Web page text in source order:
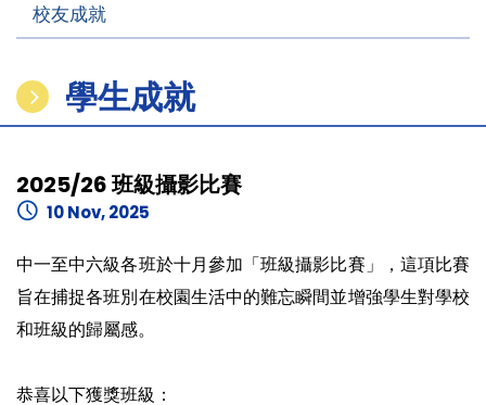
校友成就
學生成就
2025/26 班級攝影比賽
10 Nov, 2025
中一至中六級各班於十月參加「班級攝影比賽」，這項比賽
旨在捕捉各班別在校園生活中的難忘瞬間並增強學生對學校
和班級的歸屬感。
恭喜以下獲獎班級：